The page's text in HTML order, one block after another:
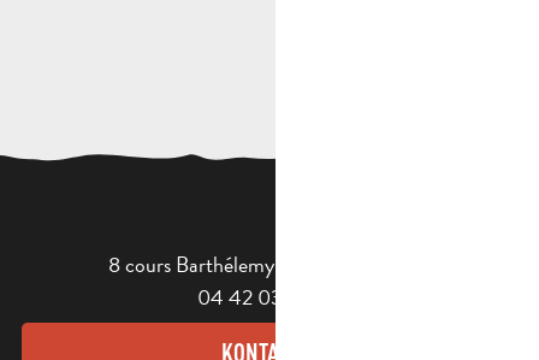
8 cours Barthélemy - 13400 Aubagne
04 42 03 49 98
KONTAKT